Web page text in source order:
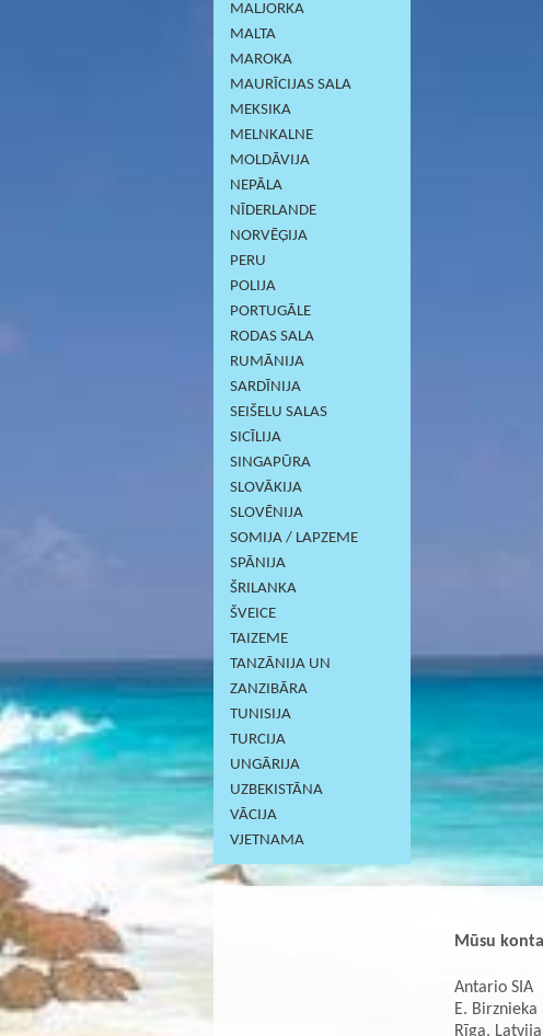
MALJORKA
MALTA
MAROKA
MAURĪCIJAS SALA
MEKSIKA
MELNKALNE
MOLDĀVIJA
NEPĀLA
NĪDERLANDE
NORVĒĢIJA
PERU
POLIJA
PORTUGĀLE
RODAS SALA
RUMĀNIJA
SARDĪNIJА
SEIŠELU SALAS
SICĪLIJA
SINGAPŪRA
SLOVĀKIJA
SLOVĒNIJA
SOMIJA / LAPZEME
SPĀNIJA
ŠRILANKA
ŠVEICE
TAIZEME
TANZĀNIJA UN
ZANZIBĀRA
TUNISIJA
TURCIJA
UNGĀRIJA
UZBEKISTĀNA
VĀCIJA
VJETNAMA
Mūsu
Antario SIA
E. Birznieka
Rīga,